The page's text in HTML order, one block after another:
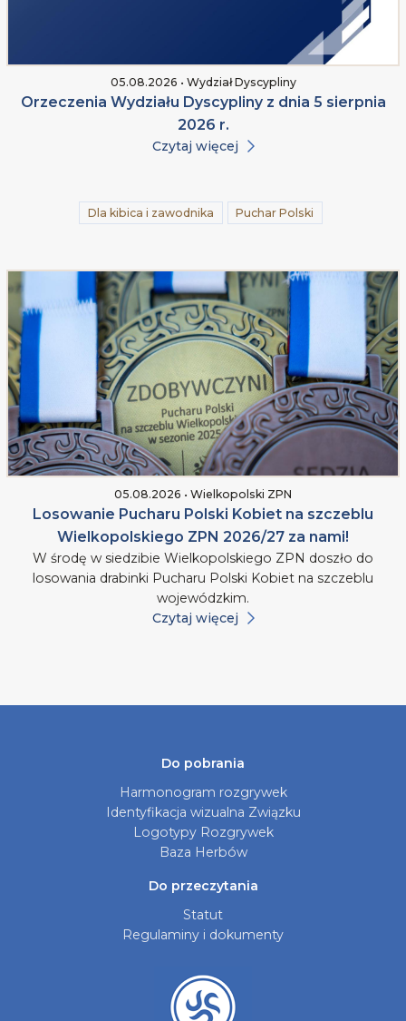
05.08.2026 • Wydział Dyscypliny
Orzeczenia Wydziału Dyscypliny z dnia 5 sierpnia
2026 r.
Czytaj więcej
Dla kibica i zawodnika Puchar Polski
05.08.2026 • Wielkopolski ZPN
Losowanie Pucharu Polski Kobiet na szczeblu
Wielkopolskiego ZPN 2026/27 za nami!
W środę w siedzibie Wielkopolskiego ZPN doszło do
losowania drabinki Pucharu Polski Kobiet na szczeblu
wojewódzkim.
Czytaj więcej
Do pobrania
Harmonogram rozgrywek
Identyfikacja wizualna Związku
Logotypy Rozgrywek
Baza Herbów
Do przeczytania
Statut
Regulaminy i dokumenty